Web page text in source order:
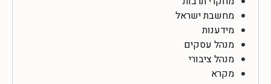
מחשבת ישראל
מידענות
מנהל עסקים
מנהל ציבורי
מקרא